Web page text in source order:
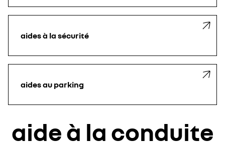
aides à la sécurité
aides au parking
aide à la conduite